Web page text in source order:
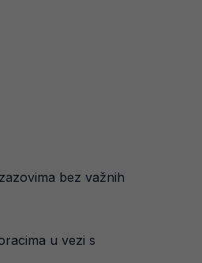
bez važnih
u vezi s